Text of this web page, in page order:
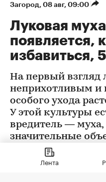
Загород⁠, 08 авг, 09:00
Луковая
появляется,
избавиться,
На первый взгляд
неприхотливым и
особого ухода
У этой культуры
вредитель — муха,
значительные
Лента